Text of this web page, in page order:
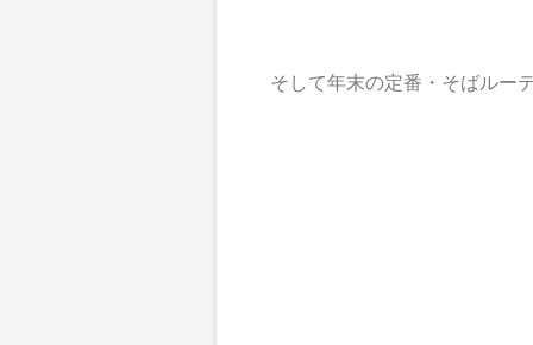
そして年末の定番・そばルー